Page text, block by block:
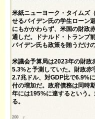
米紙ニューヨーク・タイムズ
せるバイデン氏の学生ローン
にもかかわらず、米国の財政
通しだ。ドナルド・トランプ
バイデン氏も政策を賄うだけ
米議会予算局は2023年の財政
5.3%と予測していた。財政赤
2.7兆ドル、対GDP比で6.9%
付の増加だ。政府債務は同時
年には195%に達するという
る。